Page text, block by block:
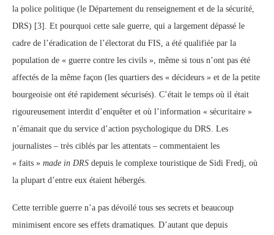
la police politique (le Département du renseignement et de la sécurité,
DRS) [3]. Et pourquoi cette sale guerre, qui a largement dépassé le
cadre de l’éradication de l’électorat du FIS, a été qualifiée par la
population de « guerre contre les civils », même si tous n’ont pas été
affectés de la même façon (les quartiers des « décideurs » et de la petite
bourgeoisie ont été rapidement sécurisés). C’était le temps où il était
rigoureusement interdit d’enquêter et où l’information « sécuritaire »
n’émanait que du service d’action psychologique du DRS. Les
journalistes – très ciblés par les attentats – commentaient les
« faits » made in DRS depuis le complexe touristique de Sidi Fredj, où
la plupart d’entre eux étaient hébergés.
Cette terrible guerre n’a pas dévoilé tous ses secrets et beaucoup
minimisent encore ses effets dramatiques. D’autant que depuis